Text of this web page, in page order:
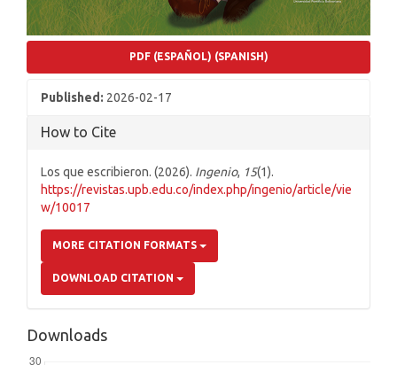
PDF (ESPAÑOL) (SPANISH)
Published: 2026-02-17
How to Cite
Los que escribieron. (2026). Ingenio, 15(1).
https://revistas.upb.edu.co/index.php/ingenio/article/vie
w/10017
MORE CITATION FORMATS
DOWNLOAD CITATION
Downloads